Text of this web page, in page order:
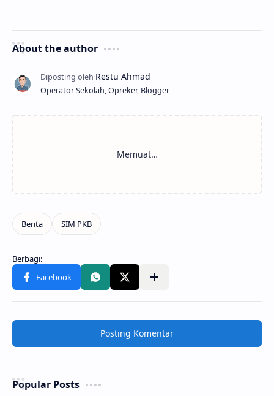
About the author
Operator Sekolah, Opreker, Blogger
Posting Komentar
Popular Posts